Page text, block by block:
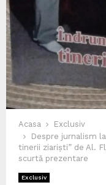
Acasa
Exclusiv
Despre jurnalism
tinerii ziariști” de Al.
scurtă prezentare
Exclusiv